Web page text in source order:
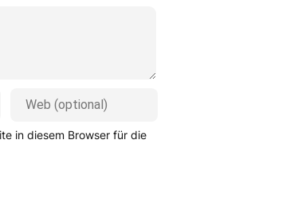
in diesem Browser für die